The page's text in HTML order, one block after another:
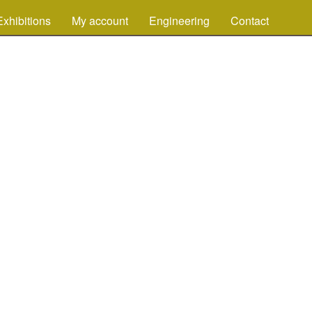
My account Engineering Contact